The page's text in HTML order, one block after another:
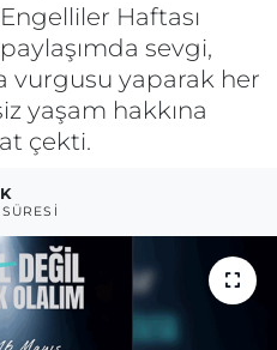
Haftası
sevgi,
vurgusu yaparak her
yaşam hakkına
çekti.